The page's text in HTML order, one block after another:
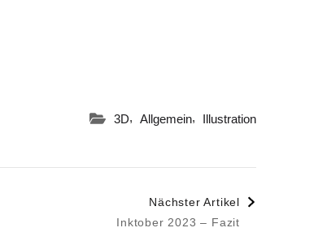
3D, Allgemein, Illustration
Nächster Artikel
Inktober 2023 – Fazit